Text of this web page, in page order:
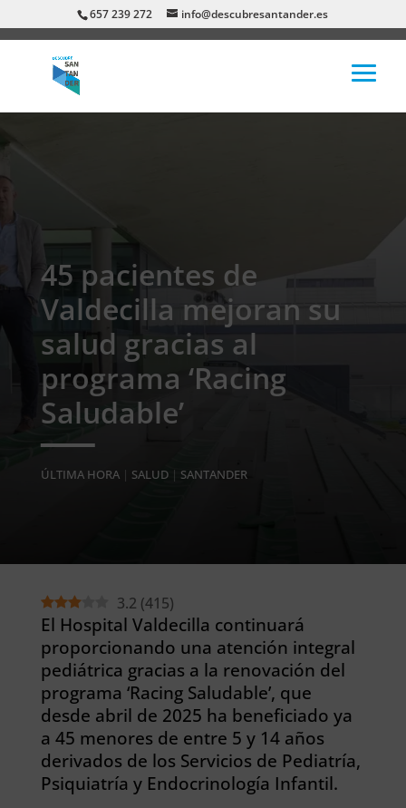
657 239 272 info@descubresantander.es
45 pacientes de
Valdecilla mejoran su
salud gracias al
programa ‘Racing
Saludable’
ÚLTIMA HORA| SALUD| SANTANDER
3.2 (415)
El Hospital Valdecilla continuará
proporcionando una atención integral
pediátrica gracias a la renovación del
programa ‘Racing Saludable’, que
desde abril de 2025 ha beneficiado ya
a 45 menores de entre 5 y 14 años
derivados de los Servicios de Pediatría,
Psiquiatría y Endocrinología Infantil.